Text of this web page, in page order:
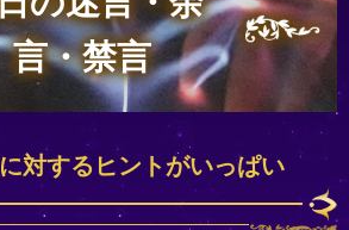
言・禁言
対するヒントがいっぱい